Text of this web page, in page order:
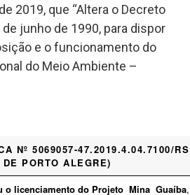
2019, que “Altera o Decreto
de junho de 1990, para dispor
e o funcionamento do
do Meio Ambiente –
Nº 5069057-47.2019.4.04.7100/RS
PORTO ALEGRE)
o licenciamento do Projeto Mina Guaíba